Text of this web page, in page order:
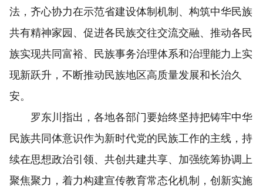
法，齐心协力在示范省建设体制机制、构筑中华民族
共有精神家园、促进各民族交往交流交融、推动各民
族实现共同富裕、民族事务治理体系和治理能力上实
现新跃升，不断推动民族地区高质量发展和长治久
安。
罗东川指出，各地各部门要始终坚持把铸牢中华
民族共同体意识作为新时代党的民族工作的主线，持
续在思想政治引领、共创共建共享、加强统筹协调上
聚焦聚力，着力构建宣传教育常态化机制，创新实施